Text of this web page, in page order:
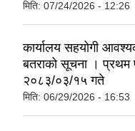
मिति: 07/24/2026 - 12:26
कार्यालय सहयोगी
बतराको सूचना । प्रथम
२०८३/०३/१५ गते
मिति: 06/29/2026 - 16:53